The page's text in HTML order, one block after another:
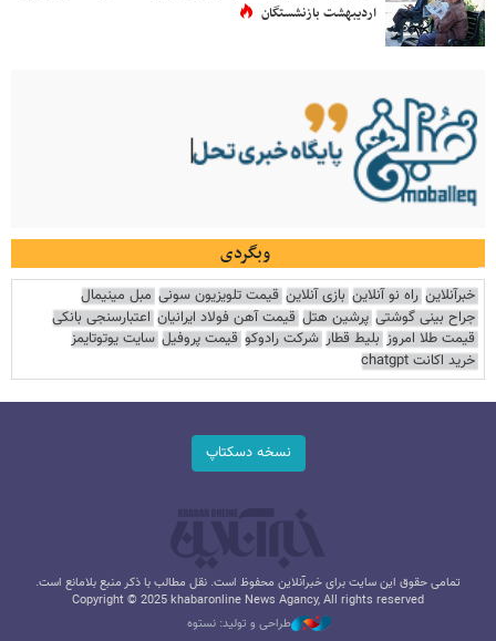
اردیبهشت بازنشستگان
وبگردی
خبرآنلاین راه نو آنلاین بازی آنلاین قیمت تلویزیون سونی مبل مینیمال
جراح بینی گوشتی پرشین هتل قیمت آهن فولاد ایرانیان اعتبارسنجی بانکی
قیمت طلا امروز بلیط قطار شرکت رادوکو قیمت پروفیل سایت یوتوتایمز
خرید اکانت chatgpt
نسخه دسکتاپ
تمامی حقوق این سایت برای خبرآنلاین محفوظ است. نقل مطالب با ذکر منبع بلامانع است.
Copyright © 2025 khabaronline News Agancy, All rights reserved
طراحی و تولید: نستوه